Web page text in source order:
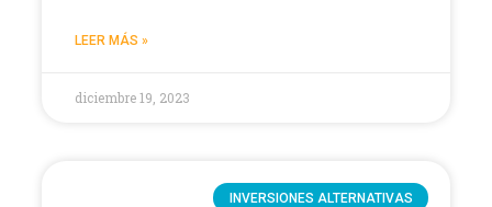
LEER MÁS »
diciembre 19, 2023
INVERSIONES ALTERNATIVAS